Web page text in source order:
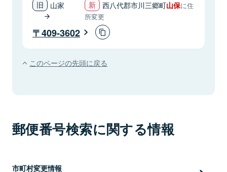
山家 西八代郡市川三郷町山保に住
所変更
409-3602
このページの先頭に戻る
郵便番号検索に関する情報
市町村変更情報